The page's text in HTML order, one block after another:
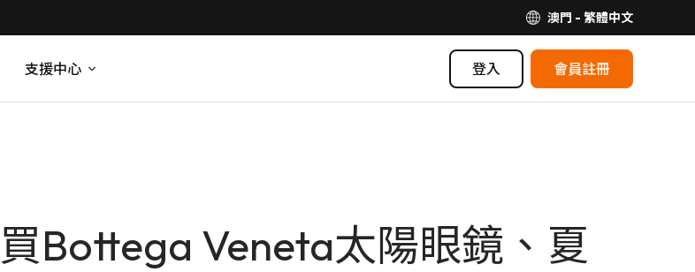
澳門 - 繁體中文
支援中心 登入 會員註冊
Bottega Veneta太陽眼鏡、夏